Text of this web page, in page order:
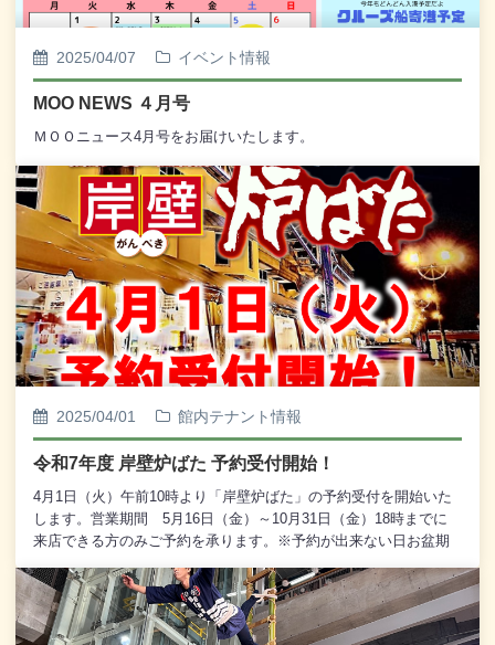
2025/04/07 イベント情報
MOO NEWS ４月号
ＭＯＯニュース4月号をお届けいたします。
2025/04/01 館内テナント情報
令和7年度 岸壁炉ばた 予約受付開始！
4月1日（火）午前10時より「岸壁炉ばた」の予約受付を開始いた
します。営業期間 5月16日（金）～10月31日（金）18時までに
来店できる方のみご予約を承ります。※予約が出来ない日お盆期
月14日（日）皆様のご予約を心よりお待ちしております。電話番
号 ０１５４－２３－０６００ 株式会社 釧路河畔開発公社
（釧路フィッシャーマンズワーフMOO）